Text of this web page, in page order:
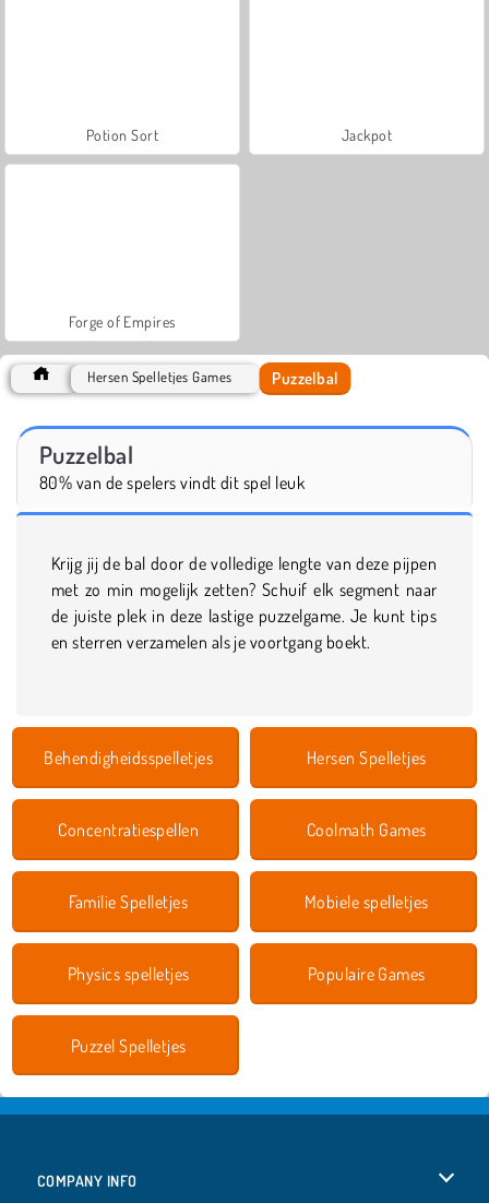
Potion Sort Jackpot
Forge of Empires
Hersen Spelletjes Games Puzzelbal
Puzzelbal
80% van de spelers vindt dit spel leuk
Krijg jij de bal door de volledige lengte van deze pijpen
met zo min mogelijk zetten? Schuif elk segment naar
de juiste plek in deze lastige puzzelgame. Je kunt tips
en sterren verzamelen als je voortgang boekt.
Behendigheidsspelletjes Hersen Spelletjes
Concentratiespellen Coolmath Games
Familie Spelletjes Mobiele spelletjes
Physics spelletjes Populaire Games
Puzzel Spelletjes
COMPANY INFO